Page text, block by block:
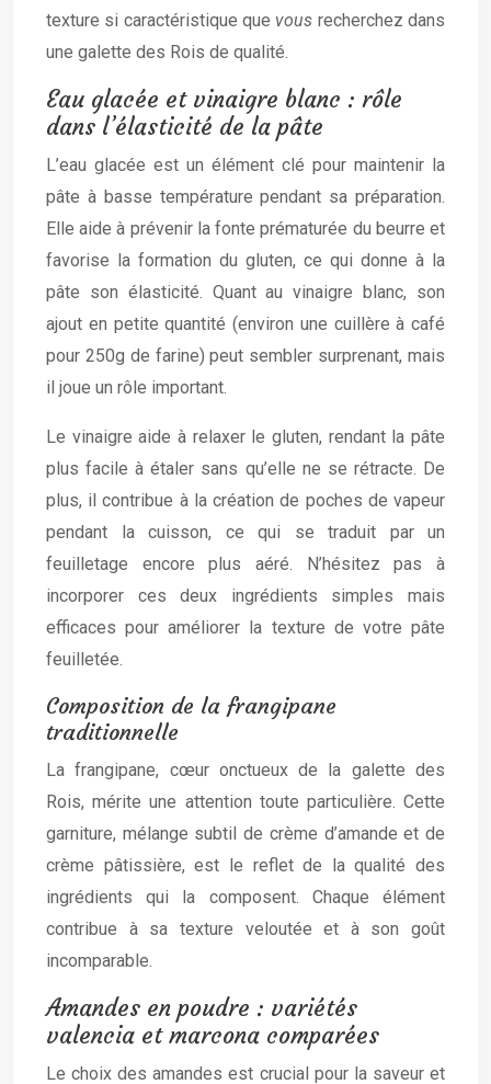
texture si caractéristique que vous recherchez dans
une galette des Rois de qualité.
Eau glacée et vinaigre blanc : rôle
dans l’élasticité de la pâte
L’eau glacée est un élément clé pour maintenir la
pâte à basse température pendant sa préparation.
Elle aide à prévenir la fonte prématurée du beurre et
favorise la formation du gluten, ce qui donne à la
pâte son élasticité. Quant au vinaigre blanc, son
ajout en petite quantité (environ une cuillère à café
pour 250g de farine) peut sembler surprenant, mais
il joue un rôle important.
Le vinaigre aide à relaxer le gluten, rendant la pâte
plus facile à étaler sans qu’elle ne se rétracte. De
plus, il contribue à la création de poches de vapeur
pendant la cuisson, ce qui se traduit par un
feuilletage encore plus aéré. N’hésitez pas à
incorporer ces deux ingrédients simples mais
efficaces pour améliorer la texture de votre pâte
feuilletée.
Composition de la frangipane
traditionnelle
La frangipane, cœur onctueux de la galette des
Rois, mérite une attention toute particulière. Cette
garniture, mélange subtil de crème d’amande et de
crème pâtissière, est le reflet de la qualité des
ingrédients qui la composent. Chaque élément
contribue à sa texture veloutée et à son goût
incomparable.
Amandes en poudre : variétés
valencia et marcona comparées
Le choix des amandes est crucial pour la saveur et